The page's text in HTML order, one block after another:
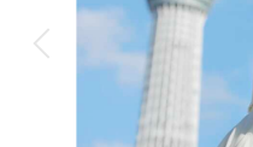
デー
家族
その